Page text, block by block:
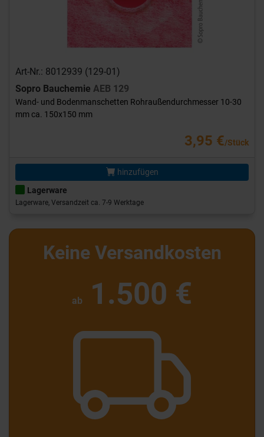
Art-Nr.: 8012939 (129-01)
Sopro Bauchemie AEB 129
Wand- und Bodenmanschetten Rohraußendurchmesser 10-30
mm ca. 150x150 mm
3,95 €/Stück
hinzufügen
Lagerware
Lagerware, Versandzeit ca. 7-9 Werktage
Keine Versandkosten
ab 1.500 €